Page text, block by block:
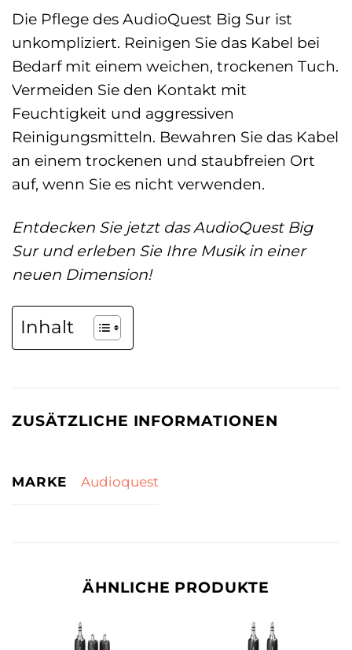
Die Pflege des AudioQuest Big Sur ist
unkompliziert. Reinigen Sie das Kabel bei
Bedarf mit einem weichen, trockenen Tuch.
Vermeiden Sie den Kontakt mit
Feuchtigkeit und aggressiven
Reinigungsmitteln. Bewahren Sie das Kabel
an einem trockenen und staubfreien Ort
auf, wenn Sie es nicht verwenden.
Entdecken Sie jetzt das AudioQuest Big
Sur und erleben Sie Ihre Musik in einer
neuen Dimension!
Inhalt
ZUSÄTZLICHE INFORMATIONEN
MARKE Audioquest
ÄHNLICHE PRODUKTE